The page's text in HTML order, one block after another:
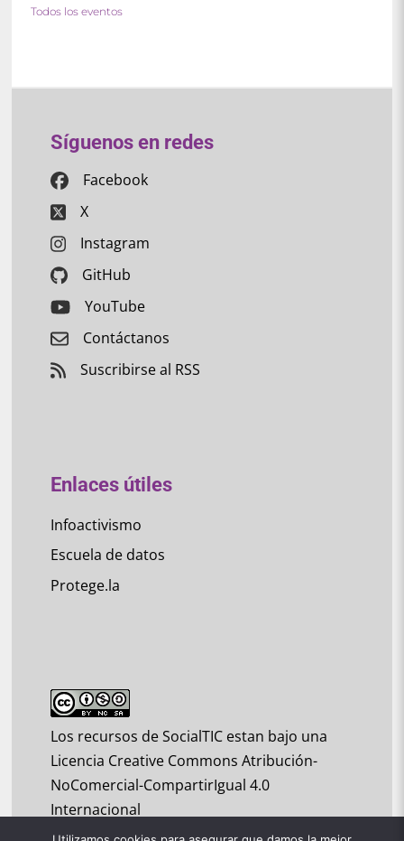
Todos los eventos
Síguenos en redes
Facebook
X
Instagram
GitHub
YouTube
Contáctanos
Suscribirse al RSS
Enlaces útiles
Infoactivismo
Escuela de datos
Protege.la
Los recursos de SocialTIC estan bajo una
Licencia Creative Commons Atribución-
NoComercial-CompartirIgual 4.0
Internacional